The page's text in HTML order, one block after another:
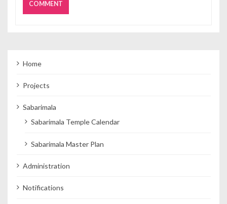
Home
Projects
Sabarimala
Sabarimala Temple Calendar
Sabarimala Master Plan
Administration
Notifications